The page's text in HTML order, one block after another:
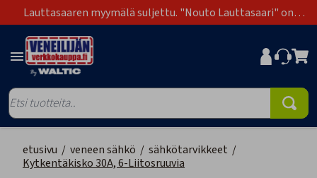
Lauttasaaren myymälä suljettu. "Nouto Lauttasaari" on
poistunut toimitustapavaihtoehdoista.
etusivu / veneen sähkö / sähkötarvikkeet /
Kytkentäkisko 30A, 6-Liitosruuvia